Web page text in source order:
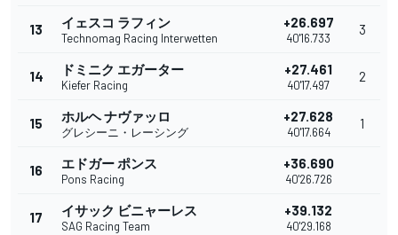
13 イェスコ ラフィン
Technomag Racing Interwetten
+26.697
40'16.733
3
14 ドミニク エガーター
Kiefer Racing
+27.461
40'17.497
2
15 ホルヘ ナヴァッロ
グレシーニ・レーシング
+27.628
40'17.664
1
16 エドガー ポンス
Pons Racing
+36.690
40'26.726
17 イサック ビニャーレス
SAG Racing Team
+39.132
40'29.168